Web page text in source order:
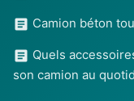
Camion béton
Quels
son camion au